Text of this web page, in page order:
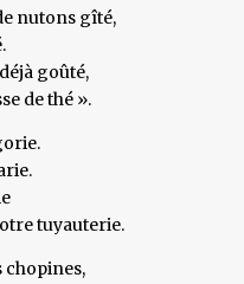
nutons gîté,
goûté,
de thé ».
tuyauterie.
chopines,